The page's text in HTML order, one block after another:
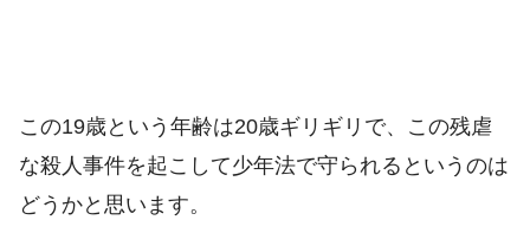
この19歳という年齢は20歳ギリギリで、この残虐
な殺人事件を起こして少年法で守られるというのは
どうかと思います。